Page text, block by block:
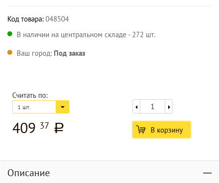
Код товара: 048504
В наличии на центральном складе - 272 шт.
Ваш город: Под заказ
Считать по:
1 шт.
409 37 a В корзину
Описание